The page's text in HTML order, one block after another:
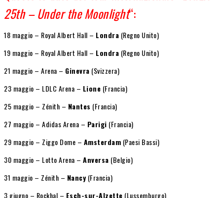
25th – Under the Moonlight“:
18 maggio – Royal Albert Hall – Londra (Regno Unito)
19 maggio – Royal Albert Hall – Londra (Regno Unito)
21 maggio – Arena – Ginevra (Svizzera)
23 maggio – LDLC Arena – Lione (Francia)
25 maggio – Zénith – Nantes (Francia)
27 maggio – Adidas Arena – Parigi (Francia)
29 maggio – Ziggo Dome – Amsterdam (Paesi Bassi)
30 maggio – Lotto Arena – Anversa (Belgio)
31 maggio – Zénith – Nancy (Francia)
3 giugno – Rockhal – Esch-sur-Alzette (Lussemburgo)